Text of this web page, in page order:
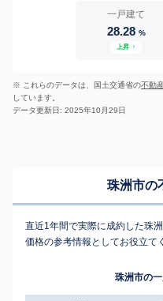
一戸建て
28.28 %
上昇 ↑
※ これらのデータは、国土交通省の不動
しています。
データ更新日: 2025年10月29日
珠洲市の
直近1年間で実際に成約した珠
価格の参考情報としてお役立て
珠洲市の